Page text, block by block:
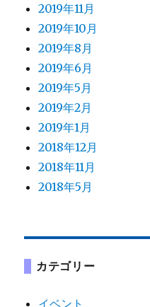
2019年11月
2019年10月
2019年8月
2019年6月
2019年5月
2019年2月
2019年1月
2018年12月
2018年11月
2018年5月
カテゴリー
イベント